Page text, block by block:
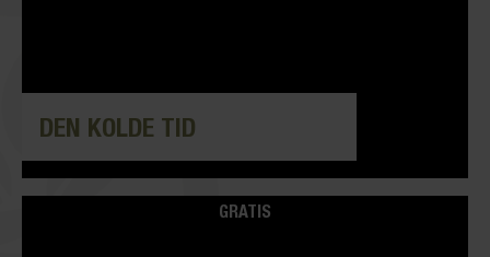
DEN KOLDE TID
GRATIS